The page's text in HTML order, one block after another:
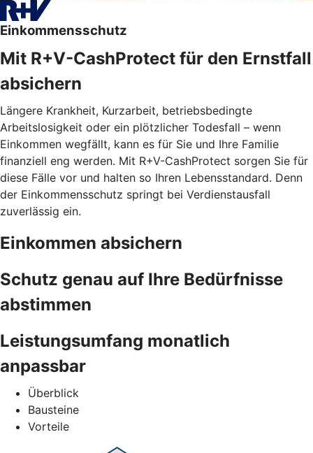
Einkommensschutz
Mit R+V-CashProtect für den Ernstfall
absichern
Längere Krankheit, Kurzarbeit, betriebsbedingte
Arbeitslosigkeit oder ein plötzlicher Todesfall – wenn
Einkommen wegfällt, kann es für Sie und Ihre Familie
finanziell eng werden. Mit R+V-CashProtect sorgen Sie für
diese Fälle vor und halten so Ihren Lebensstandard. Denn
der Einkommensschutz springt bei Verdienstausfall
zuverlässig ein.
Einkommen absichern
Schutz genau auf Ihre Bedürfnisse
abstimmen
Leistungsumfang monatlich
anpassbar
Überblick
Bausteine
Vorteile